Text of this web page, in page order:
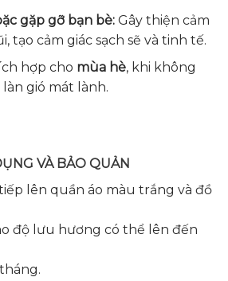
gặp gỡ bạn bè:Gây thiện cảm
tạo cảm giác sạch sẽ và tinh tế.
hợp cho mùa hè, khi không
gió mát lành.
VÀ BẢO QUẢN
lên quần áo màu trắng và đồ
độ lưu hương có thể lên đến